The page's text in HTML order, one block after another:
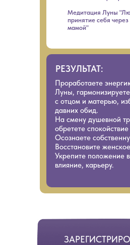
РЕЗУЛЬТАТ:
Проработаете
Луны,
с отцом и матерью,
давних обид.
На смену душевной
обретете
Осознаете
Восстановите
Укрепите положение
влияние, карьеру.
Медитация Луны
принятие себя через
мамой"